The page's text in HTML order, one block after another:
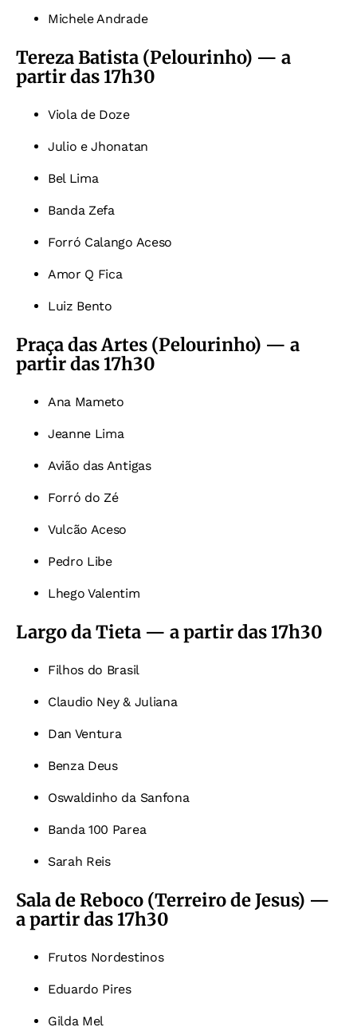
Michele Andrade
Tereza Batista (Pelourinho) — a
partir das 17h30
Viola de Doze
Julio e Jhonatan
Bel Lima
Banda Zefa
Forró Calango Aceso
Amor Q Fica
Luiz Bento
Praça das Artes (Pelourinho) — a
partir das 17h30
Ana Mameto
Jeanne Lima
Avião das Antigas
Forró do Zé
Vulcão Aceso
Pedro Libe
Lhego Valentim
Largo da Tieta — a partir das 17h30
Filhos do Brasil
Claudio Ney & Juliana
Dan Ventura
Benza Deus
Oswaldinho da Sanfona
Banda 100 Parea
Sarah Reis
Sala de Reboco (Terreiro de Jesus) —
a partir das 17h30
Frutos Nordestinos
Eduardo Pires
Gilda Mel